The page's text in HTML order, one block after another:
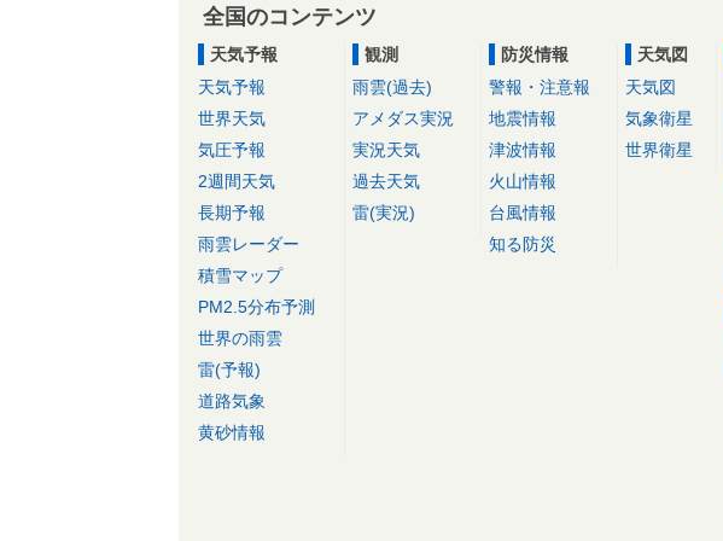
全国のコンテンツ
天気予報
天気予報
世界天気
気圧予報
2週間天気
長期予報
雨雲レーダー
積雪マップ
PM2.5分布予測
世界の雨雲
雷(予報)
道路気象
黄砂情報
観測
雨雲(過去)
アメダス実況
実況天気
過去天気
雷(実況)
防災情報
警報・注意報
地震情報
津波情報
火山情報
台風情報
知る防災
天気図
天気図
気象衛星
世界衛星